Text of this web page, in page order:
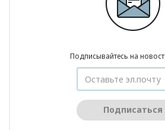
Подписывайтесь на
Подписаться